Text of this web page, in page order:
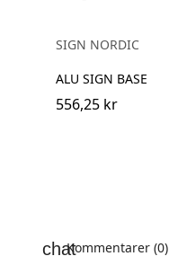
SIGN NORDIC
ALU SIGN BASE
556,25 kr
Kommentarer (0)